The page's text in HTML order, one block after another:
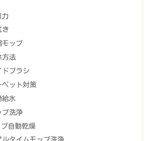
ップ
法
ブラシ
ット対策
水
洗浄
自動乾燥
タイムモップ洗浄